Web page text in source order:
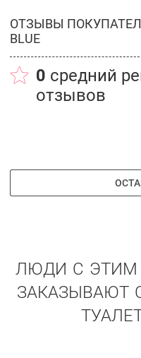
ОТЗЫВЫ
BLUE
0 средний
отзывов
ЛЮДИ С ЭТИМ
ЗАКАЗЫВАЮТ